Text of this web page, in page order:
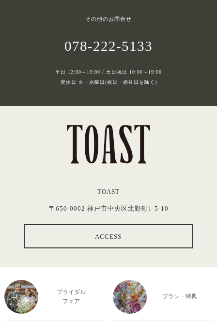
その他のお問合せ
078-222-5133
平日 12:00～19:00 / 土日祝日 10:00～19:00
定休日 火・水曜日(祝日・婚礼日を除く)
TOAST
〒650-0002 神戸市中央区北野町1-5-10
ACCESS
ブライダル
フェア
プラン・特典